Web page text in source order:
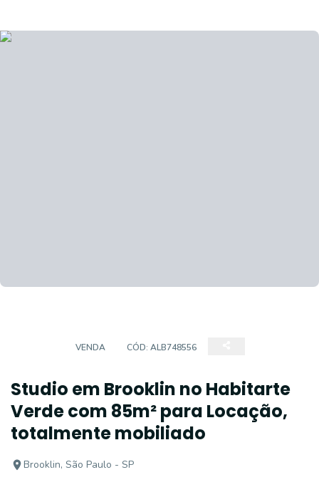
VENDA CÓD: ALB748556
Studio em Brooklin no Habitarte
Verde com 85m² para Locação,
totalmente mobiliado
Brooklin, São Paulo - SP